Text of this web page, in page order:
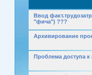
Ввод
"фича") ???
Архивирование
Проблема доступа к